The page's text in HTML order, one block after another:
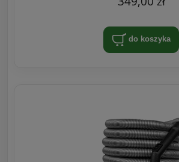
do koszyka